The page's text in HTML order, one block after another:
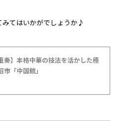
みてはいかがでしょうか♪
奏】本格中華の技法を活かした極
市「中国館」